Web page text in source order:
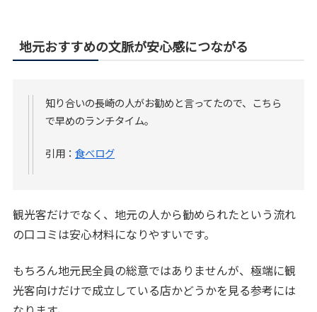
地元おすすめの文脈が安心感につながる
知り合いの長崎の人がお勧めと言ってたので、こちら
で早めのランチタイム。
引用：食べログ
観光客だけでなく、地元の人から勧められたという流れ
の口コミは安心材料になりやすいです。
もちろん地元民全員の総意ではありませんが、極端に観
光客向けだけで成立している店かどうかを見る参考には